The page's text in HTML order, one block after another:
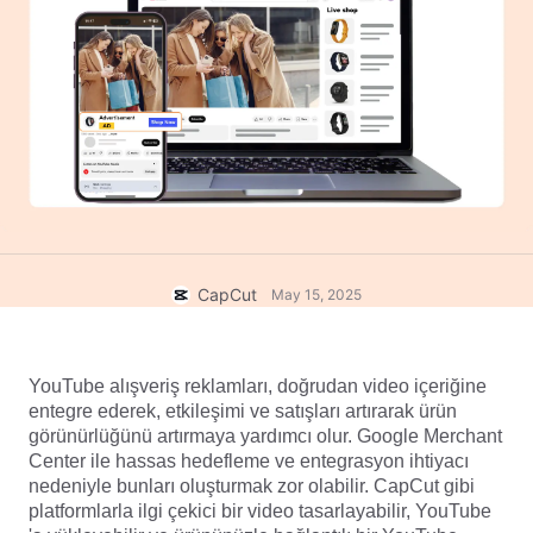
Metin ve Ses
Otomatik alt yazılar
Yazı şablonları
Gürültü azaltma
Resim
Pazarlama
Yaşam Tarzı ve Vlog'lar
Özel tasarım
Daha fazla
Nasıl yapılır kılavuzları
En Popüler Seçimler
Şablon trendler ve ipuçları
Daha fazla
Sektör şablonları
Özet şablonları
Güven Merkezi
Yardım Merkezi
Newsroom
Dreamina Seedance 2.0 Launch
CapCut'ı aç
CapCut May 15, 2025
YouTube alışveriş reklamları, doğrudan video içeriğine
entegre ederek, etkileşimi ve satışları artırarak ürün
görünürlüğünü artırmaya yardımcı olur. Google Merchant
Center ile hassas hedefleme ve entegrasyon ihtiyacı
nedeniyle bunları oluşturmak zor olabilir. CapCut gibi
platformlarla ilgi çekici bir video tasarlayabilir, YouTube